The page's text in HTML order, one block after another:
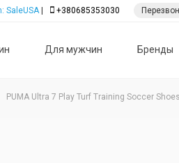
Для мужчин Бренды
SaleUSA| +380685353030
PUMA Ultra 7 Play Turf Training Soccer Shoes